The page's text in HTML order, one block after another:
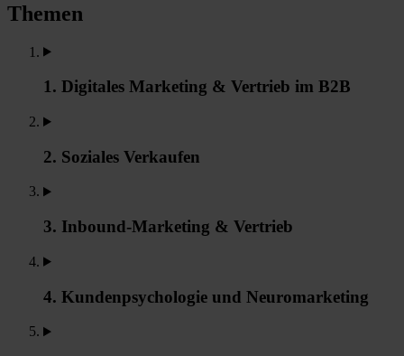
Themen
1. Digitales Marketing & Vertrieb im B2B
2. Soziales Verkaufen
3. Inbound-Marketing & Vertrieb
4. Kundenpsychologie und Neuromarketing